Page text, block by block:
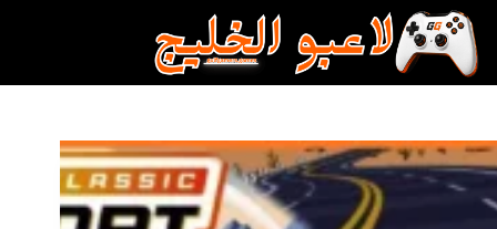
التجاوز
إلى
المحتوى